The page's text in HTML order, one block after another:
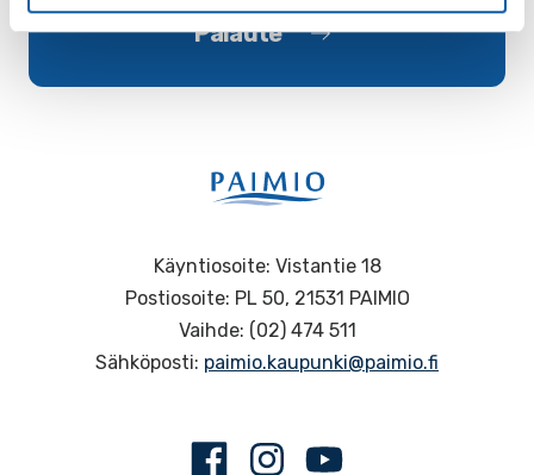
Palaute
Käyntiosoite: Vistantie 18
Postiosoite: PL 50, 21531 PAIMIO
Vaihde: (02) 474 511
Sähköposti: paimio.kaupunki@paimio.fi
FacebookInstagram